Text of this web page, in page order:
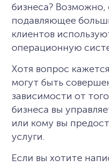
бизнеса? Возможно,
подавляющее
клиентов
операционную
Хотя вопрос
могут быть
зависимости от
бизнеса вы
или кому вы
услуги.
Если вы хотите